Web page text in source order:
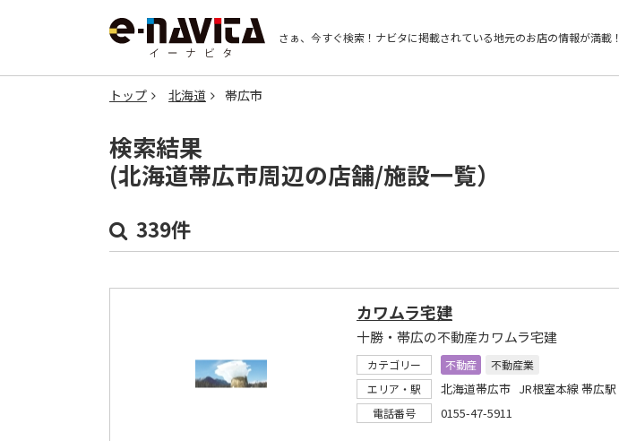
さぁ、今すぐ検索！ ナビタに掲載されている地元のお店の情報が満載！
トップ 北海道 帯広市
検索結果
(北海道帯広市周辺の店舗/施設一覧）
339件
カワムラ宅建
十勝・帯広の不動産カワムラ宅建
カテゴリー 不動産
不動産業
エリア・駅
北海道帯広市 JR根室本線 帯広駅
電話番号 0155-47-5911